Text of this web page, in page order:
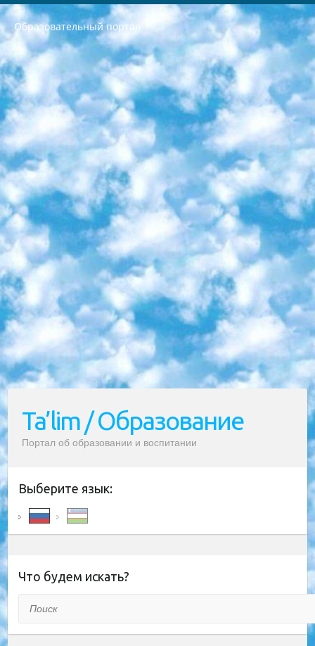
Образовательный портал
РЕСПУБЛИКА УЗБЕКИСТАН МИНИСТРЕРСТВО ДОШКОЛЬНОГО И ШКОЛЬНОГО ОБРАЗОВАНИЯ КОМАНДА в общеобразовательных учреждениях в 2023-2024 учебном году организация и проведение итоговой государственной аттестации обучающихся о Министра дошкольного и школьного образования Республики Узбекистан от 4 марта 2008 года (постановлением Минюста от 20 марта 2008 года № 1778 государственной регистрации) «Итоговое состояние учащихся общего среднего образования на основании положения об утверждении положения об аттестации общего среднего образования выпускной экзамен студентов в образовательных учреждениях в 2023-2024 учебном году В целях организации и прохождения аттестации приказываю: 1. Следующее: перечень предметов, по которым будет проводиться итоговая государственная аттестация и экзамен формы перевода согласно приложению 1; сертификаты международного образца, оценивающие уровень владения иностранными языками перечень согласно приложению 2; 2. Педагогический при специализированных образовательных учреждениях. научно-практический центр квалификации и международной оценки (Д.Давидова) 2024 г. До 25 марта: задания по предметам, по которым будет проводиться итоговая аттестация разработка и утверждение технических условий; итоговая аттестация на основании разработанного предметного задания разработка вопросов по предметам (устно и письменно), экзамен передача; общеобразовательные средние школы и специальные учебные заведения учащиеся выпускных классов школ и интернатов в агентской системе подготовка базы данных экзаменационных материалов и критериев оценки; перевод базы экзаменационных материалов на все языки обучения подать в Республиканский образовательный центр для изготовления; варианты экзаменов на основе разработанных контрольных материалов пусть будут поставлены задачи формирования. 3. Республиканский образовательный центр (Ш.Худайкулов) до 5 апреля 2024 года. до: база данных предоставленных экзаменационных материалов на все языки обучения перевод и экспертиза; для слепых, слабовидящих, глухих, слабослышащих и умственно отсталых детей учащиеся выпускных классов специализированных школ и школ-интернатов база данных экзаменационных материалов на всех преподаваемых языках подготовка критериев оценки; специализированные школы для умственно отсталых детей и технологии для учащихся выпускных классов школ-интернатов разработка соответствующих рекомендаций и критериев проведения ЕГЭ по естествознанию давать задания. 4. Педагогический при специализированных образовательных учреждениях. Научно-практический центр навыков и международной оценки (Д.Давидова), Республика образовательный центр (Худайкулов Ш.) итоговый государственный аттестационный экзамен ориентирован на творческое и логическое мышление при подготовке базы материалов учитывать введение заданий. 5. Следует отметить, что: сертификат государственного образца о знании общеобразовательного предмета и как минимум национальный уровень B1 по предметам на иностранных языках, указанным в Приложении 2. или международно признанный сертификат эквивалентного уровня студенты, изучающие определенный предмет, освобождаются от экзамена; по соответствующим предметам запланирована итоговая государственная аттестация за день до дня, путем жеребьевки Рабочей группой (в письменной форме по предметам, проводимым в форме) из числа сформированных вариантов выбрано 2 варианта; 2 выбранных варианта экзамена анонсированы на официальном сайте министерства и все выпускники по всей стране на основе этих вариантов проводит итоговую государственную аттестацию. 6. Государственное образование учащихся средних общеобразовательных учреждений. знания в соответствии с квалификационными требованиями, которые необходимо приобрести на основании стандартов итоговый (выпускной) контроль для 9 и 11 классов в целях тестирования Экзамены (далее – экзамены) состоят из предметов, перечисленных в приложении 1. будет сделано. 7. Экзамены пройдут с 26 мая по 15 июня 2024 г. (кроме науки физического воспитания). 8. Физическая для учащихся 9 классов общесредних образовательных учреждений. Экзамены по предмету «Образование, квалификация медицина» 1-6 мая 2024 года. сотрудники перевести под присмотр (с отклонениями в физическом или умственном развитии) специализированная школа для детей, школы-интернаты и со сколиозом школы-интернаты санаторного типа для больных детей исключены). 9. Он был слепым, слабовидящим и имел нарушения опорно-двигательного аппарата. экзамены в специализированных школах и интернатах для детей должны проводиться исходя из требований, предъявляемых к общеобразовательным учреждениям (физкультура кроме науки). 10. Специализированная школа для глухих и слабослышащих детей. и экзамены в интернатах и быть реализован в виде письменного теста по математике. 11. Специальность для умственно отсталых детей. Для 9 класса Родной язык и литературное письмо Государственный язык (язык обучения – узбекский). для неклассов) написано Математическое письмо Письменная/устная история Узбекистана Физическое воспитание практично Итоговый контроль Для 11 класса Написание родного языка и литературы (эссе) Математическое письмо Узбекский язык (обучение на узбекском языке) не посещающее общее среднее образование для учреждений)/Образовательное учреждение выбор письменный и устный Иностранный язык письменный/устный Письменная/устная история Узбекистана *По выбору студента:  Химия  Физика  Основы государственного права  География 10 бесплатных образовательных ресурсов - Мы составили подборку онлайн-проектов с интерактивными упражнениями, видеолекциями и статьями. Они помогут вам обрести новые и освежить старые знания бесплатно. 1. «ИНТУИТ» Старейшая образовательная площадка Рунета. Здесь вы найдёте сотни текстовых и видеокурсов на десятки различных тем — от программирования до психологии. Многие курсы подготовлены российскими университетами и крупными международными компаниями вроде Intel и Microsoft. Самостоятельное обучение бесплатное, но желающие могут оплатить услуги персональных наставников. 2. «Смартия» знакомит с актуальными профессиями и подсказывает, как им обучаться. Выбрав заинтересовавшую вас специальность — SMM-специалист, фотограф, веб-дизайнер или другую, — увидите список необходимых для неё умений. Чтобы вы могли освоить их самостоятельно, для каждого умения площадка отображает подборку ссылок на учебные материалы. Хотя «Смартия» ориентируется на русскоязычную аудиторию, часть контента всё же доступна только на английском. 3. «Лекторий Физтеха» Проект Московского физико-технического института (Физтеха). С его помощью вы можете смотреть онлайн серии лекций, записанные на видео в этом вузе. В числе доступных предметов — физика, биология, химия, информационные технологии и другие. К некоторым лекциям администрация ресурса прилагает готовые конспекты, которые можно скачивать в PDF-формате. 4. ITMOcourses Онлайн-площадка Санкт-Петербургского национального исследовательского университета информационных технологий, механики и оптики (ИТМО). Ресурс предоставляет свободный доступ к курсам, разработанным в этом вузе. Каталог материалов разбит на четыре категории: «Оптические системы и технологии», «Приборостроение и робототехника», «Информационные технологии» и «Биотехнологии». Курсы состоят из видеолекций, интерактивных демонстраций и заданий. 5. «КиберЛенинка» Электронная научная библиотека открытого доступа. Каталог площадки регулярно обрастает текстами статей из различных научных изданий. Сгруппированные по журналам и рубрикам публикации можно читать онлайн или скачивать целиком в PDF-формате. Проект нацелен на популяризацию науки за счёт открытого доступа к качественной информации. 6. «ПостНаука» На этом ресурсе публикуют подборки видеолекций, составленные экспертами из разных отраслей и объединённые общими темами. Среди них, к примеру, есть серии «Биоинформатика и геномика», «Культура средневековой Скандинавии» и Cinema Studies о теории кино. Каждая подборка лекций — логически связанная история, рассказанная экспертом от первого лица. Кроме того, на сайте появляются научно-образовательные статьи и тесты на разные темы. 7. «Newочём» Команда проекта «Newочём» отбирает самые интересные тексты из англоязычных СМИ и переводит те из них, за которые голосуют участники сообщества «ВКонтакте». По большей части это научно-популярные статьи. Редакторы придумывают лишь заголовки, в остальном содержание переводов соответствует оригиналам. Полные тексты можно читать прямо в социальной сети. 8. InternetUrok Онлайн-база материалов по основным дисциплинам школьной программы. Информация на сайте структурирована по классам, предметам и темам (урокам). Каждый урок состоит из видеолекций и конспектов. Есть также интерактивные тренажёры и тесты для закрепления пройденного материала. Даже если вы давно окончили школу, возможность повторить программу старших классов всегда может пригодиться. 9. Edutainme Ещё один ресурс об образовании. В отличие от Newtonew, как мне кажется, Edutainme больше ориентируется на представителей индустрии: педагогов, предпринимателей, разработчиков образовательных проектов. Но и любой, кто просто стремится к саморазвитию, найдёт на сайте много полезного и интересного для себя. Например, информацию о новых курсах и образовательных сервисах. 10. Newtonew Онлайн-медиа об образовании и обучении в широком смысле. Авторы Newtonew пишут об инструментах, заведениях, тактиках и стратегиях, которые помогают учить других и получать новые знания самостоятельно. На этой площадке вы найдёте новости, обзоры, аналитические мат
Ta’lim / Образование
Портал об образовании и воспитании
Выберите язык:
Что будем искать?